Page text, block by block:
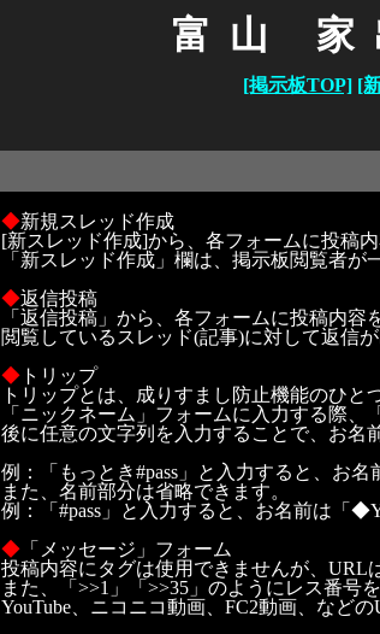
富山 家
[掲示板TOP] [
◆新規スレッド作成
[新スレッド作成]から、各フォームに投稿内
「新スレッド作成」欄は、掲示板閲覧者が
◆返信投稿
「返信投稿」から、各フォームに投稿内容
閲覧しているスレッド(記事)に対して返信が
◆トリップ
トリップとは、成りすまし防止機能のひと
「ニックネーム」フォームに入力する際
後に任意の文字列を入力することで、お
例：「もっとき#pass」と入力すると、お
また、名前部分は省略できます。
例：「#pass」と入力すると、お名前は「
◆「メッセージ」フォーム
投稿内容にタグは使用できませんが、URL
また、「>>1」「>>35」のようにレス番号
YouTube、ニコニコ動画、FC2動画、など